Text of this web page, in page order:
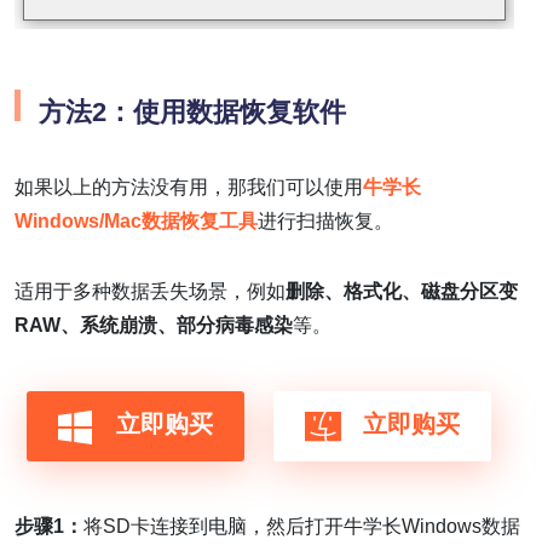
方法2：使用数据恢复软件
如果以上的方法没有用，那我们可以使用牛学长
Windows/Mac数据恢复工具进行扫描恢复。
适用于多种数据丢失场景，例如删除、格式化、磁盘分区变
RAW、系统崩溃、部分病毒感染等。
立即购买 立即购买
步骤1： 将SD卡连接到电脑，然后打开牛学长Windows数据